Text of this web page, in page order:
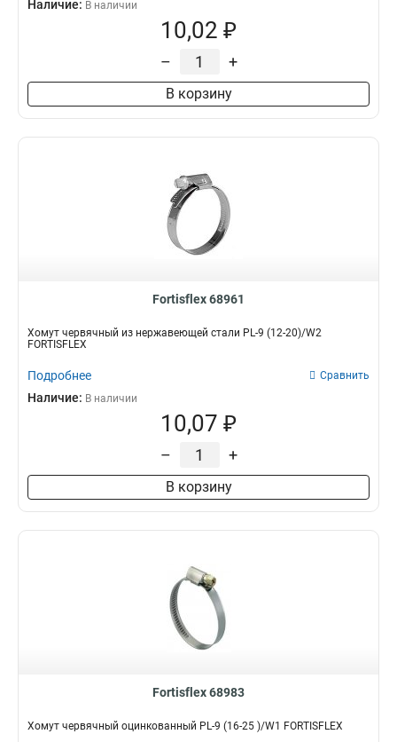
Наличие: В наличии
10,02 ₽
– +
В корзину
Fortisflex 68961
Хомут червячный из нержавеющей стали PL-9 (12-20)/W2
FORTISFLEX
Подробнее Сравнить
Наличие: В наличии
10,07 ₽
– +
В корзину
Fortisflex 68983
Хомут червячный оцинкованный PL-9 (16-25 )/W1 FORTISFLEX